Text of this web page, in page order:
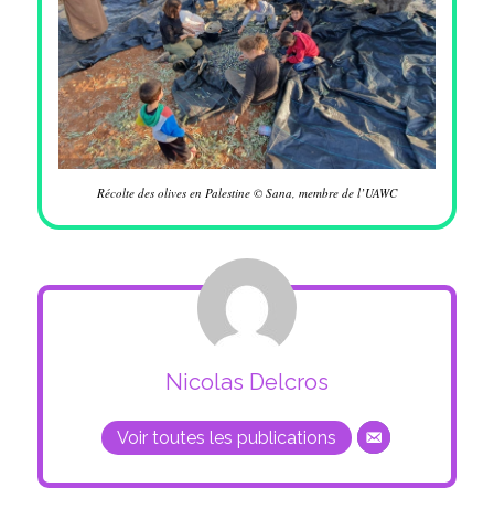
Récolte des olives en Palestine © Sana, membre de l’UAWC
Nicolas Delcros
Voir toutes les publications